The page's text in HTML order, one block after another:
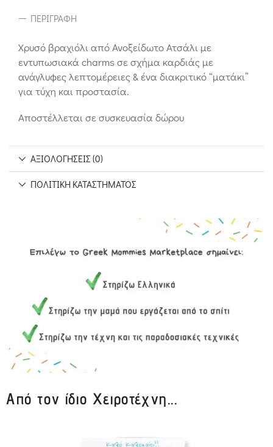
ΠΕΡΙΓΡΑΦΉ
Χρυσό βραχιόλι από Ανοξείδωτο Ατσάλι με
εντυπωσιακά charms σε σχήμα καρδιάς με
ανάγλυφες λεπτομέρειες & ένα διακριτικό “ματάκι”
για τύχη και προστασία.
Αποστέλλεται σε συσκευασία δώρου
ΑΞΙΟΛΟΓΉΣΕΙΣ (0)
ΠΟΛΙΤΙΚΉ ΚΑΤΑΣΤΉΜΑΤΟΣ
Από τον ίδιο Χειροτέχνη...